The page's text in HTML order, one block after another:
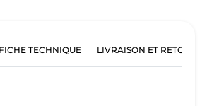
FICHE TECHNIQUE LIVRAISON ET RETOURS